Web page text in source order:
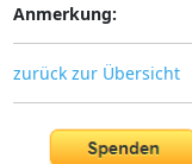
Anmerkung:
zurück zur Übersicht